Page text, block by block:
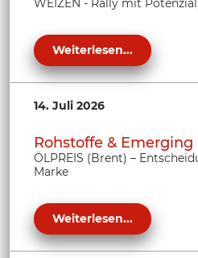
WEIZEN - Rally mit
Weiterlesen...
14. Juli 2026
Rohstoffe & Emerging
ÖLPREIS (Brent) –
Marke
Weiterlesen...